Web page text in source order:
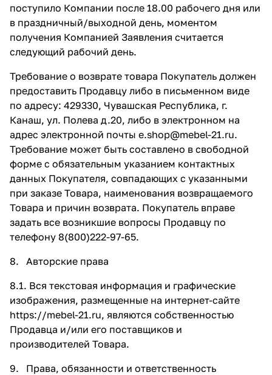
поступило Компании после 18.00 рабочего дня или
в праздничный/выходной день, моментом
получения Компанией Заявления считается
следующий рабочий день.
Требование о возврате товара Покупатель должен
предоставить Продавцу либо в письменном виде
по адресу: 429330, Чувашская Республика, г.
Канаш, ул. Полева д.20, либо в электронном на
адрес электронной почты e.shop@mebel-21.ru.
Требование может быть составлено в свободной
форме с обязательным указанием контактных
данных Покупателя, совпадающих с указанными
при заказе Товара, наименования возвращаемого
Товара и причин возврата. Покупатель вправе
задать все возникшие вопросы Продавцу по
телефону 8(800)222-97-65.
8. Авторские права
8.1. Вся текстовая информация и графические
изображения, размещенные на интернет-сайте
https://mebel-21.ru, являются собственностью
Продавца и/или его поставщиков и
производителей Товара.
9. Права, обязанности и ответственность